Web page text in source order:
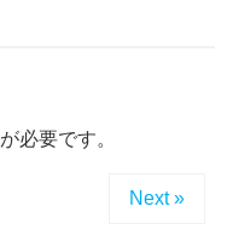
が必要です。
Next »